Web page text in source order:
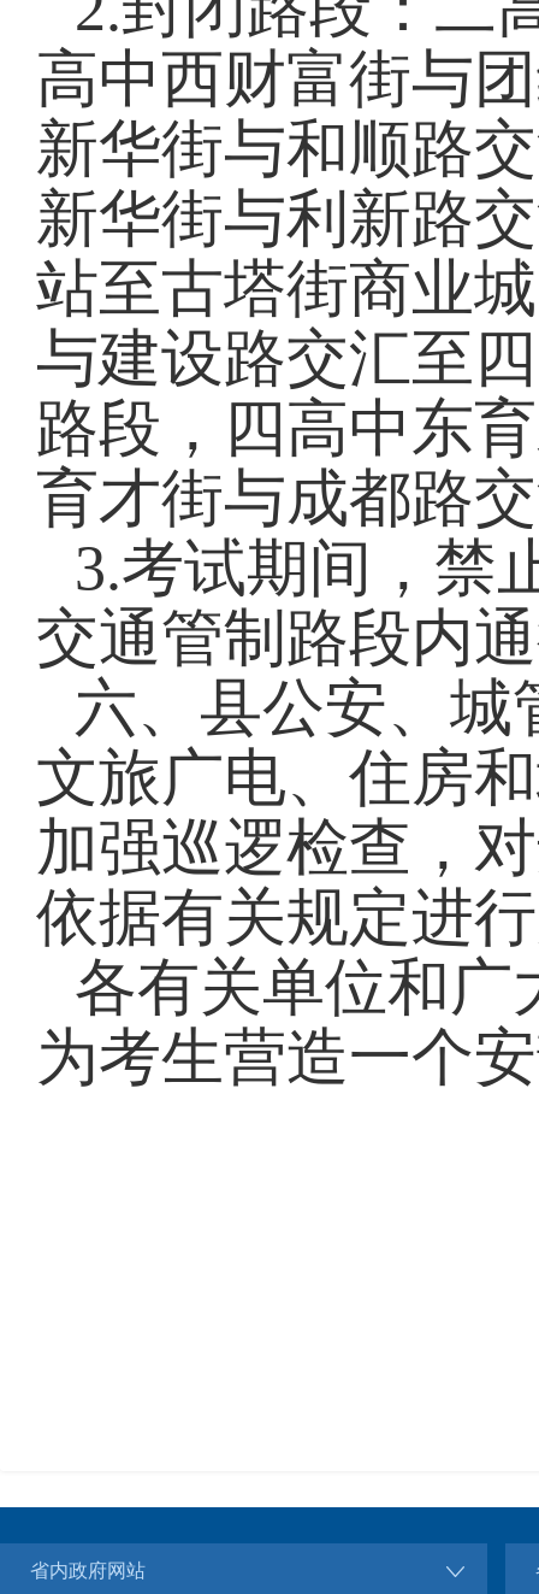
高中西财富街与
新华街与和顺路
新华街与利新路
站至古塔街商业
与建设路交汇至
路段，四高中东
育才街与成都路
3.考试期间，禁
交通管制路段内
六、县公安、城
文旅广电、住房
加强巡逻检查，
依据有关规定进
各有关单位和广
为考生营造一个
省内政府网站